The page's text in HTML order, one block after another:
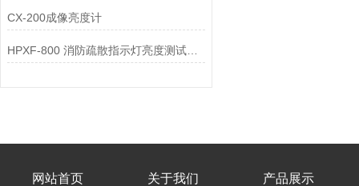
CX-200成像亮度计
HPXF-800 消防疏散指示灯亮度测试系统全周期维护方案
网站首页 关于我们 产品展示